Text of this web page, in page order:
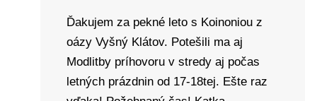
Ďakujem za pekné leto s Koinoniou z
oázy Vyšný Klátov. Potešili ma aj
Modlitby príhovoru v stredy aj počas
letných prázdnin od 17-18tej. Ešte raz